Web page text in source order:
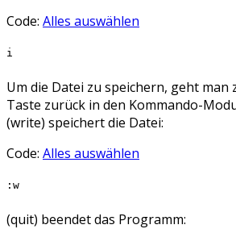
Code: Alles auswählen
i
Um die Datei zu speichern, geht man
Taste zurück in den Kommando-
(write) speichert die Datei:
Code: Alles auswählen
:w
(quit) beendet das Programm: